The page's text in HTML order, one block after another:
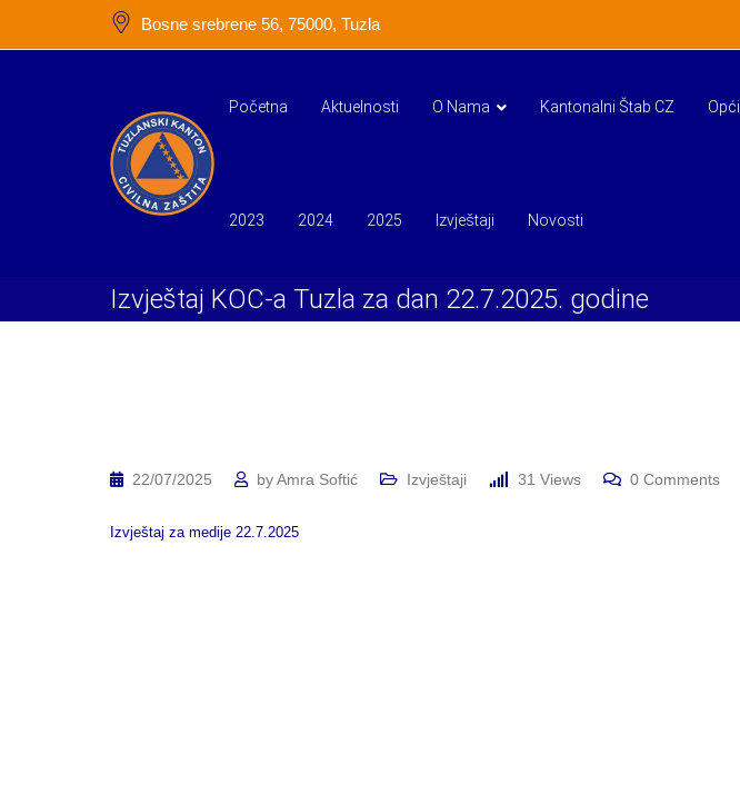
Bosne srebrene 56, 75000, Tuzla
Početna Aktuelnosti O Nama Kantonalni Štab CZ
2023 2024 2025 Izvještaji Novosti
Izvještaj KOC-a Tuzla za dan 22.7.2025. godine
22/07/2025 byAmra Softić Izvještaji 31 Views 0 Comments
Izvještaj za medije 22.7.2025